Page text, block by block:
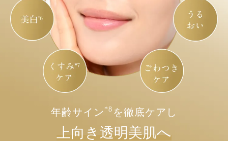
年齢サイン *8 を徹底ケアし
上向き透明美肌へ